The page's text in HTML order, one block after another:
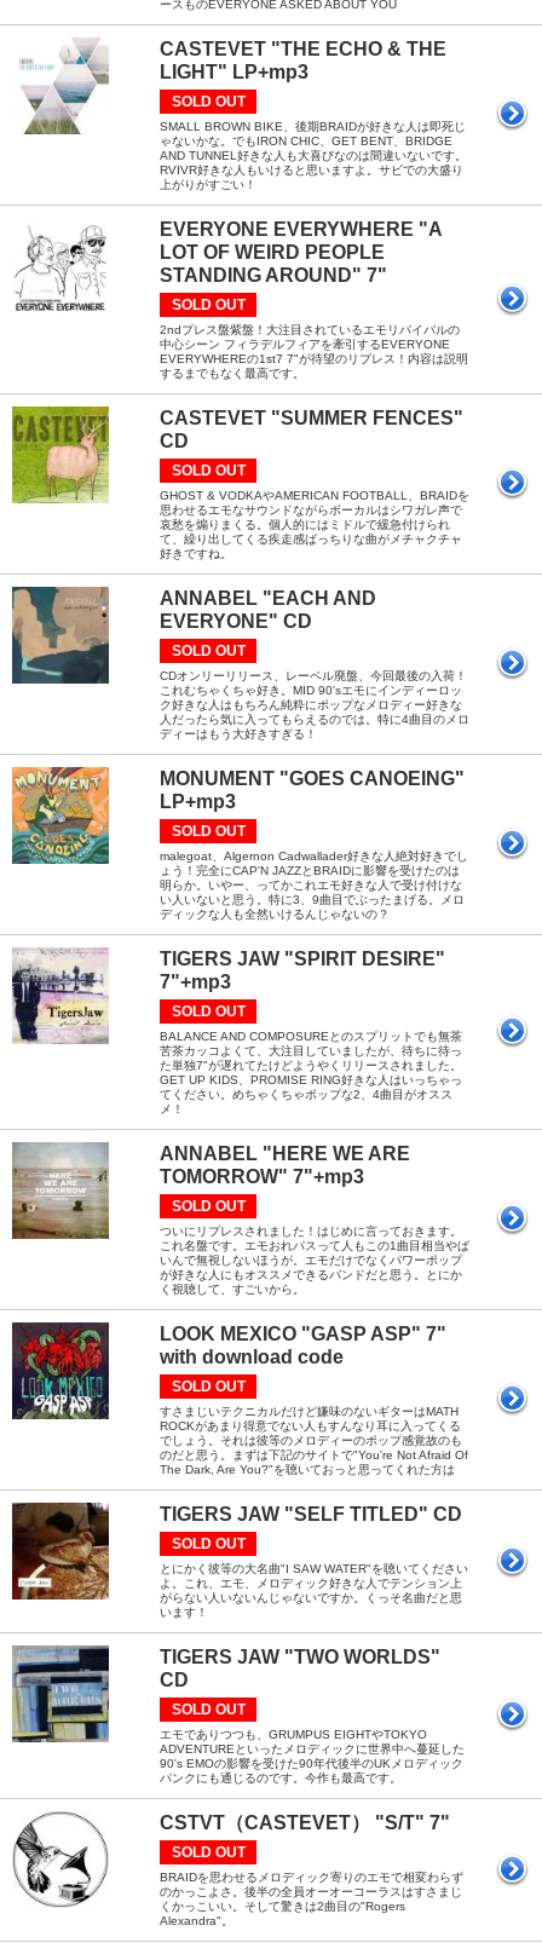
ースものEVERYONE ASKED ABOUT YOU
CASTEVET "THE ECHO & THE
LIGHT" LP+mp3
SOLD OUT
SMALL BROWN BIKE、後期BRAIDが好きな人は即死じ
ゃないかな。でもIRON CHIC、GET BENT、BRIDGE
AND TUNNEL好きな人も大喜びなのは間違いないです。
RVIVR好きな人もいけると思いますよ。サビでの大盛り
上がりがすごい！
EVERYONE EVERYWHERE "A
LOT OF WEIRD PEOPLE
STANDING AROUND" 7"
SOLD OUT
2ndプレス盤紫盤！大注目されているエモリバイバルの
中心シーン フィラデルフィアを牽引するEVERYONE
EVERYWHEREの1st7 7"が待望のリプレス！内容は説明
するまでもなく最高です。
CASTEVET "SUMMER FENCES"
CD
SOLD OUT
GHOST & VODKAやAMERICAN FOOTBALL、BRAIDを
思わせるエモなサウンドながらボーカルはシワガレ声で
哀愁を煽りまくる。個人的にはミドルで緩急付けられ
て、繰り出してくる疾走感ばっちりな曲がメチャクチャ
好きですね。
ANNABEL "EACH AND
EVERYONE" CD
SOLD OUT
CDオンリーリリース、レーベル廃盤、今回最後の入荷！
これむちゃくちゃ好き。MID 90'sエモにインディーロッ
ク好きな人はもちろん純粋にポップなメロディー好きな
人だったら気に入ってもらえるのでは。特に4曲目のメロ
ディーはもう大好きすぎる！
MONUMENT "GOES CANOEING"
LP+mp3
SOLD OUT
malegoat、Algernon Cadwallader好きな人絶対好きでし
ょう！完全にCAP'N JAZZとBRAIDに影響を受けたのは
明らか。いやー、ってかこれエモ好きな人で受け付けな
い人いないと思う。特に3、9曲目でぶったまげる。メロ
ディックな人も全然いけるんじゃないの？
TIGERS JAW "SPIRIT DESIRE"
7"+mp3
SOLD OUT
BALANCE AND COMPOSUREとのスプリットでも無茶
苦茶カッコよくて、大注目していましたが、待ちに待っ
た単独7"が遅れてたけどようやくリリースされました。
GET UP KIDS、PROMISE RING好きな人はいっちゃっ
てください。めちゃくちゃポップな2、4曲目がオスス
メ！
ANNABEL "HERE WE ARE
TOMORROW" 7"+mp3
SOLD OUT
ついにリプレスされました！はじめに言っておきます。
これ名盤です。エモおれパスって人もこの1曲目相当やば
いんで無視しないほうが。エモだけでなくパワーポップ
が好きな人にもオススメできるバンドだと思う。とにか
く視聴して、すごいから。
LOOK MEXICO "GASP ASP" 7"
with download code
SOLD OUT
すさまじいテクニカルだけど嫌味のないギターはMATH
ROCKがあまり得意でない人もすんなり耳に入ってくる
でしょう。それは彼等のメロディーのポップ感覚故のも
のだと思う。まずは下記のサイトで"You're Not Afraid Of
The Dark, Are You?"を聴いておっと思ってくれた方は
TIGERS JAW "SELF TITLED" CD
SOLD OUT
とにかく彼等の大名曲"I SAW WATER"を聴いてください
よ。これ、エモ、メロディック好きな人でテンション上
がらない人いないんじゃないですか。くっそ名曲だと思
います！
TIGERS JAW "TWO WORLDS"
CD
SOLD OUT
エモでありつつも、GRUMPUS EIGHTやTOKYO
ADVENTUREといったメロディックに世界中へ蔓延した
90's EMOの影響を受けた90年代後半のUKメロディック
パンクにも通じるのです。今作も最高です。
CSTVT（CASTEVET） "S/T" 7"
SOLD OUT
BRAIDを思わせるメロディック寄りのエモで相変わらず
のかっこよさ。後半の全員オーオーコーラスはすさまじ
くかっこいい。そして驚きは2曲目の"Rogers
Alexandra"。